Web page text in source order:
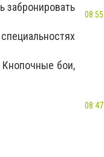
забронировать
Кнопочные бои,
08:55
08:47